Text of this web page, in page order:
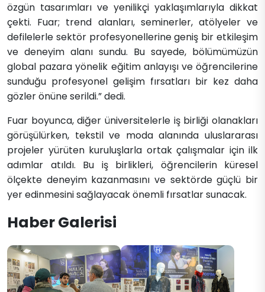
özgün tasarımları ve yenilikçi yaklaşımlarıyla dikkat
çekti. Fuar; trend alanları, seminerler, atölyeler ve
defilelerle sektör profesyonellerine geniş bir etkileşim
ve deneyim alanı sundu. Bu sayede, bölümümüzün
global pazara yönelik eğitim anlayışı ve öğrencilerine
sunduğu profesyonel gelişim fırsatları bir kez daha
gözler önüne serildi.” dedi.
Fuar boyunca, diğer üniversitelerle iş birliği olanakları
görüşülürken, tekstil ve moda alanında uluslararası
projeler yürüten kuruluşlarla ortak çalışmalar için ilk
adımlar atıldı. Bu iş birlikleri, öğrencilerin küresel
ölçekte deneyim kazanmasını ve sektörde güçlü bir
yer edinmesini sağlayacak önemli fırsatlar sunacak.​
Haber Galerisi